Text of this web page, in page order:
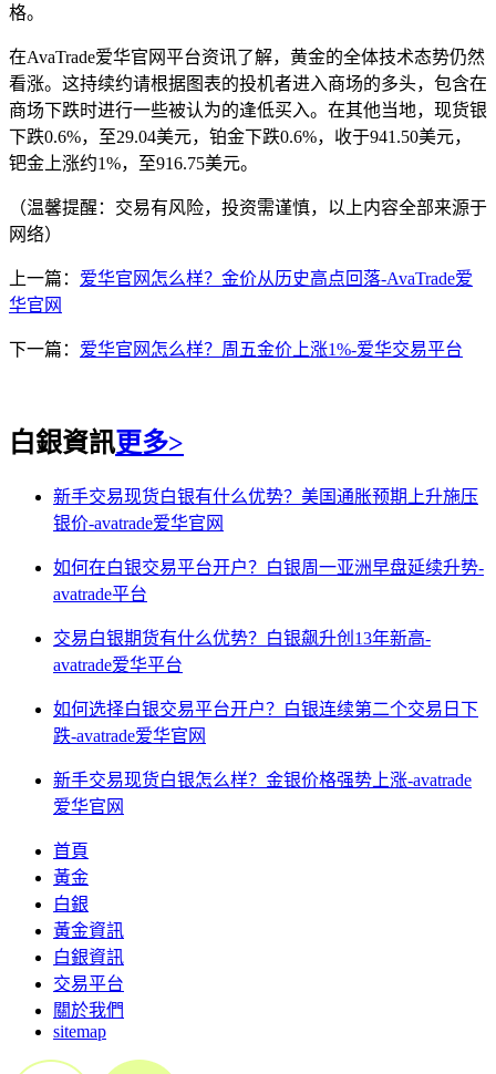
格。
在AvaTrade爱华官网平台资讯了解，黄金的全体技术态势仍然
看涨。这持续约请根据图表的投机者进入商场的多头，包含在
商场下跌时进行一些被认为的逢低买入。在其他当地，现货银
下跌0.6%，至29.04美元，铂金下跌0.6%，收于941.50美元，
钯金上涨约1%，至916.75美元。
（温馨提醒：交易有风险，投资需谨慎，以上内容全部来源于
网络）
上一篇： 爱华官网怎么样？金价从历史高点回落-AvaTrade爱
华官网
下一篇： 爱华官网怎么样？周五金价上涨1%-爱华交易平台
白銀資訊更多>
新手交易现货白银有什么优势？美国通胀预期上升施压
银价-avatrade爱华官网
如何在白银交易平台开户？白银周一亚洲早盘延续升势-
avatrade平台
交易白银期货有什么优势？白银飙升创13年新高-
avatrade爱华平台
如何选择白银交易平台开户？白银连续第二个交易日下
跌-avatrade爱华官网
新手交易现货白银怎么样？金银价格强势上涨-avatrade
爱华官网
首頁
黃金
白銀
黃金資訊
白銀資訊
交易平台
關於我們
sitemap